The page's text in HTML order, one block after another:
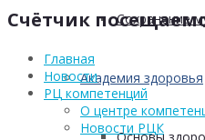
Сохранение
Академия здоровья
Счётчик
Главная
Новости
РЦ компетенций
О центре
Новости РЦК